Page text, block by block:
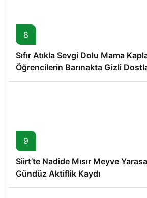
8
Sıfır Atıkla Sevgi Dolu Mama
Öğrencilerin Barınakta Gizli
Proje
9
Siirt’te Nadide Mısır Meyve
Gündüz Aktiflik Kaydı